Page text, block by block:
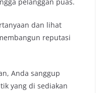
dan lihat
reputasi
Anda sanggup
yang di sediakan